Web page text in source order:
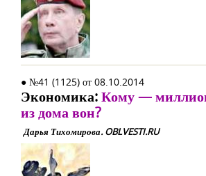
● №41 (1125) от 08.10.2014
Экономика:Кому —
из дома вон?
Дарья Тихомирова. OBLVESTI.RU